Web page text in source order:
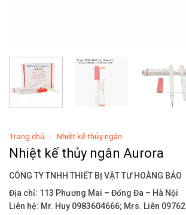
Trang chủ / Nhiệt kế thủy ngân
Nhiệt kế thủy ngân Aurora
CÔNG TY TNHH THIẾT BỊ VẬT TƯ HOÀNG BẢO
Địa chỉ: 113 Phương Mai – Đống Đa – Hà Nội
Liên hệ: Mr. Huy 0983604666; Mrs. Liên